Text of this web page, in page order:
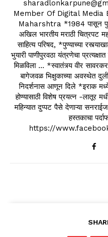
Member Of Digital Media
Maharshtra *1984 पासून
अखिल भारतीय मराठी चित्रपट
साहित्य परिषद, *पुण्याच्या
भुयारी पाणीपुरवठा यंत्रणेचा
मिळविला ... *स्वातंत्र्य वीर
बागेजवळ भिक्षुकाच्या अवस्थेत
निदर्शनास आणून दिले *इराक
होण्यासाठी विशेष प्रयत्न -लातूर
महिन्यात दुप्पट पैसे देणाऱ्या
हस्तकाचा
https://